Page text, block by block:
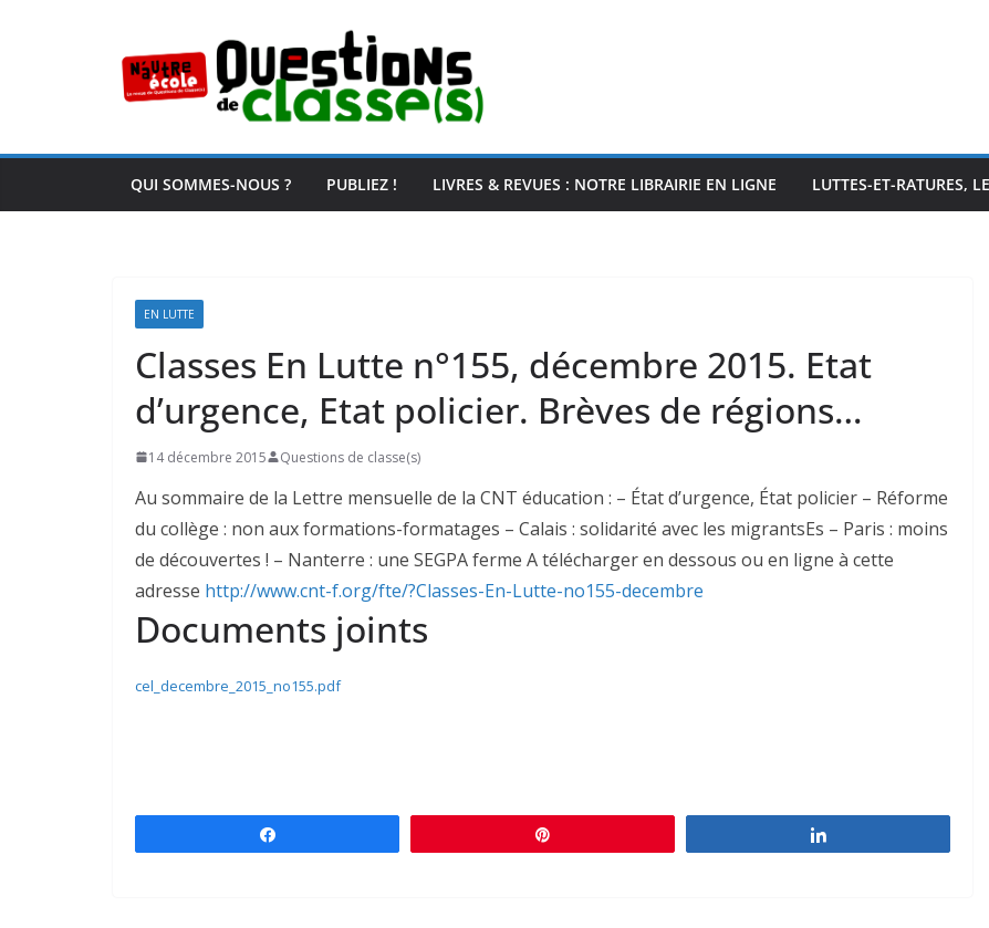
QUI SOMMES-NOUS ? PUBLIEZ ! LIVRES & REVUES : NOTRE LIBRAIRIE EN LIGNE LUTTES-ET-RATURES,
EN LUTTE
Classes En Lutte n°155, décembre 2015. Etat
d’urgence, Etat policier. Brèves de régions…
14 décembre 2015 Questions de classe(s)
Au sommaire de la Lettre mensuelle de la CNT éducation : – État d’urgence, État policier – Réforme
du collège : non aux formations-formatages – Calais : solidarité avec les migrantsEs – Paris : moins
de découvertes ! – Nanterre : une SEGPA ferme A télécharger en dessous ou en ligne à cette
adresse http://www.cnt-f.org/fte/?Classes-En-Lutte-no155-decembre
Documents joints
cel_decembre_2015_no155.pdf